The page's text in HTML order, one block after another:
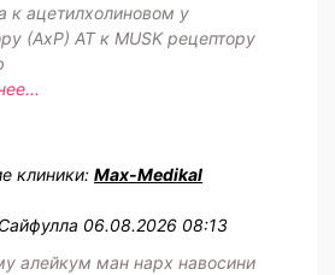
к ацетилхолиновом у
(АхР) АТ к MUSK рецептору
клиники: Max-Medikal
06.08.2026 08:13
алейкум ман нарх навосини